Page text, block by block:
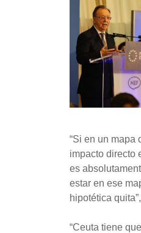
“Si en un mapa
impacto directo
es
estar en ese
hipotética
“Ceuta tiene